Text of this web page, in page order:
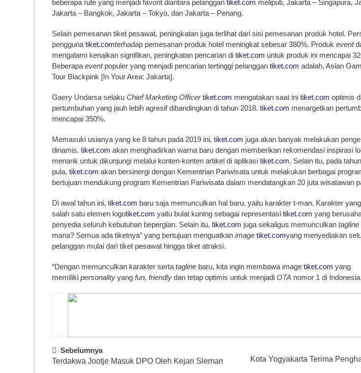
beberapa rute yang menjadi favorit diantara pelanggan tiket.com meliputi, Jakarta – Singapura,
Jakarta – Bangkok, Jakarta – Tokyo, dan Jakarta – Penang.
Selain pemesanan tiket pesawat, peningkatan juga terlihat dari sisi pemesanan produk hotel.
pengguna tiket.comterhadap pemesanan produk hotel meningkat sebesar 380%. Produk event
mengalami kenaikan signifikan, peningkatan pencarian di tiket.com untuk produk ini mencapai
Beberapa eventpopuler yang menjadi pencarian tertinggi pelanggan tiket.com adalah, Asian
Tour Blackpink [In Your Area: Jakarta].
Gaery Undarsa selaku Chief Marketing Officer tiket.com mengatakan saat ini tiket.com optimis
pertumbuhan yang jauh lebih agresif dibandingkan di tahun 2018. tiket.com menargetkan
mencapai 350%.
Memasuki usianya yang ke 8 tahun pada 2019 ini, tiket.com juga akan banyak melakukan
dinamis. tiket.com akan menghadirkan warna baru dengan memberikan rekomendasi inspirasi
menarik untuk dikunjungi melalui konten-konten artikel di aplikasi tiket.com. Selain itu, pada
pula, tiket.com akan bersinergi dengan Kementrian Pariwisata untuk melakukan berbagai
bertujuan mendukung program Kementrian Pariwisata dalam mendatangkan 20 juta wisatawan
Di awal tahun ini, tiket.com baru saja memunculkan hal baru, yaitu karakter t-man. Karakter
salah satu elemen logotiket.com yaitu bulat kuning sebagai representasi tiket.com yang
penyedia seluruh kebutuhan bepergian. Selain itu, tiket.com juga sekaligus memunculkan tagline
mana? Semua ada tiketnya” yang bertujuan menguatkan image tiket.comyang menyediakan
pelanggan mulai dari tiket pesawat hingga tiket atraksi.
“Dengan memunculkan karakter serta tagline baru, kita ingin membawa image tiket.com yang
memiliki personality yang fun, friendly dan tetap optimis untuk menjadi OTA nomor 1 di
Post
Navigation
Sebelumnya
Terdakwa Jootje Masuk DPO Oleh Kejari Sleman
Kota Yogyakarta Terima